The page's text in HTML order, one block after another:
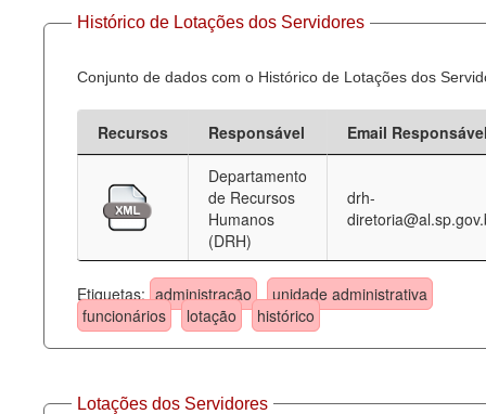
ContatoHistórico de Lotações dos Servidores
Conjunto de dados com o Histórico de Lotações dos
Recursos Responsável
Email
Departamento
de Recursos
Humanos
(DRH)
drh-
Etiquetas: administração
unidade administrativa
funcionários
lotação histórico
Lotações dos Servidores